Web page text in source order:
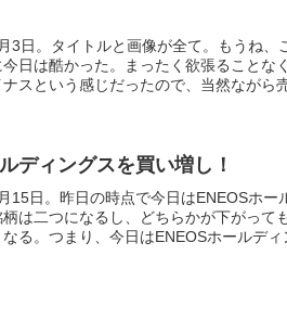
3日。タイトルと画像が全て。もうね、
日は酷かった。まったく欲張ることな
スという感じだったので、当然ながら
ディングスを買い増し！
15日。昨日の時点で今日はENEOSホー
は二つになるし、どちらかが下がって
る。つまり、今日はENEOSホールデ